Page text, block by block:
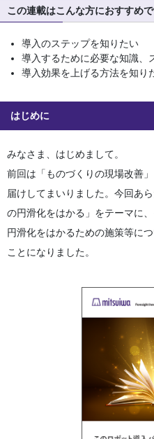
この連載はこんな方におすすめ
導入のステップを知りたい
導入するために必要な知識、
導入効果を上げる方法を知り
はじめに
みなさま、はじめまして。
前回は「ものづくりの現場改善
届けしてまいりました。今回あ
の円滑化をはかる」をテーマに
円滑化をはかるための施策等に
ことになりました。